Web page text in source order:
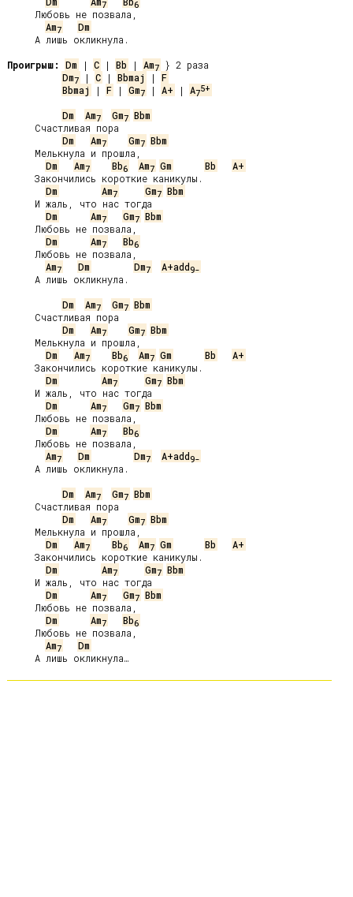
7 6
Am7
Dm
Проигрыш:
Dm | C | Bb | Am7
Dm7 | C | Bbmaj | F
Bbmaj
| F | Gm7 | A+ | A75+
Dm Am7 Gm7 Bbm
Dm
Am7 Gm7 Bbm
Dm
Am7 Bb6 Am7 Gm Bb
A+
Dm
Am7 Gm7 Bbm
Dm
Am7 Gm7 Bbm
Dm
Am7 Bb6
Am7 Dm Dm7 A+add9-
Dm
Am7 Gm7 Bbm
Dm
Am7 Gm7 Bbm
Dm
Am7 Bb6 Am7 Gm Bb
A+
Dm
Am7 Gm7 Bbm
Dm
Am7 Gm7 Bbm
Dm
Am7 Bb6
Am7 Dm Dm7 A+add9-
Dm
Am7 Gm7 Bbm
Dm
Am7 Gm7 Bbm
Dm
Am7 Bb6 Am7 Gm Bb
A+
Dm
Am7 Gm7 Bbm
Dm
Am7 Gm7 Bbm
Dm
Am7 Bb6
Am7
Dm